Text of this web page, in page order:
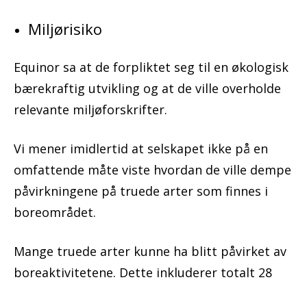
Miljørisiko
Equinor sa at de forpliktet seg til en økologisk
bærekraftig utvikling og at de ville overholde
relevante miljøforskrifter.
Vi mener imidlertid at selskapet ikke på en
omfattende måte viste hvordan de ville dempe
påvirkningene på truede arter som finnes i
boreområdet.
Mange truede arter kunne ha blitt påvirket av
boreaktivitetene. Dette inkluderer totalt 28